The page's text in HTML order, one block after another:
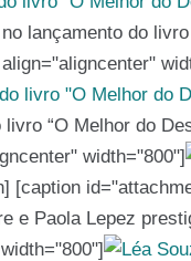
lançamento do
“O Melhor do
width="800"]
[caption
e Paola Lepez